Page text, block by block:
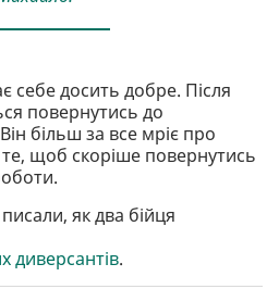
себе досить добре. Після
повернутись до
більш за все мріє про
щоб скоріше повернутись
як два бійця
диверсантів.